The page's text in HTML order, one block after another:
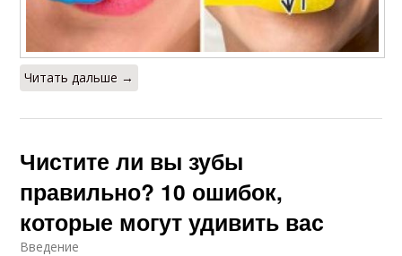
Читать дальше →
Чистите ли вы зубы
правильно? 10 ошибок,
которые могут удивить вас
Введение